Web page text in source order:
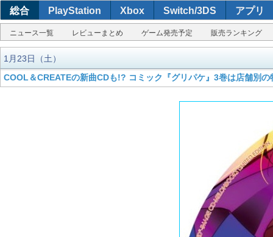
総合 PlayStation Xbox Switch/3DS アプリ
ニュース一覧 レビューまとめ ゲーム発売予定 販売ランキング
1月23日（土）
COOL＆CREATEの新曲CDも!? コミック『グリパケ』3巻は店舗別の